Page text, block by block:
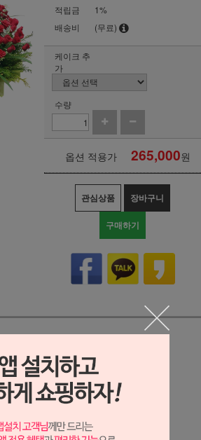
적립금
1%
배송비
(무료)
케이크 추
가
수량
옵션 적용가 265,000원
관심상품 장바구니
구매하기
상세정보 새창 열기
상세 정보를 확대해 보실 수 있습니다.